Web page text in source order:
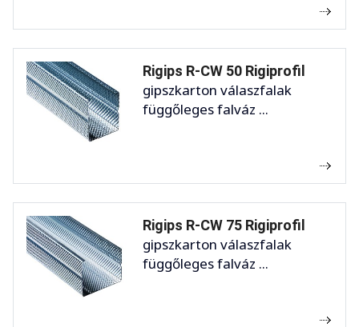
Rigips R-CW 50 Rigiprofil
gipszkarton válaszfalak
függőleges falváz ...
Rigips R-CW 75 Rigiprofil
gipszkarton válaszfalak
függőleges falváz ...